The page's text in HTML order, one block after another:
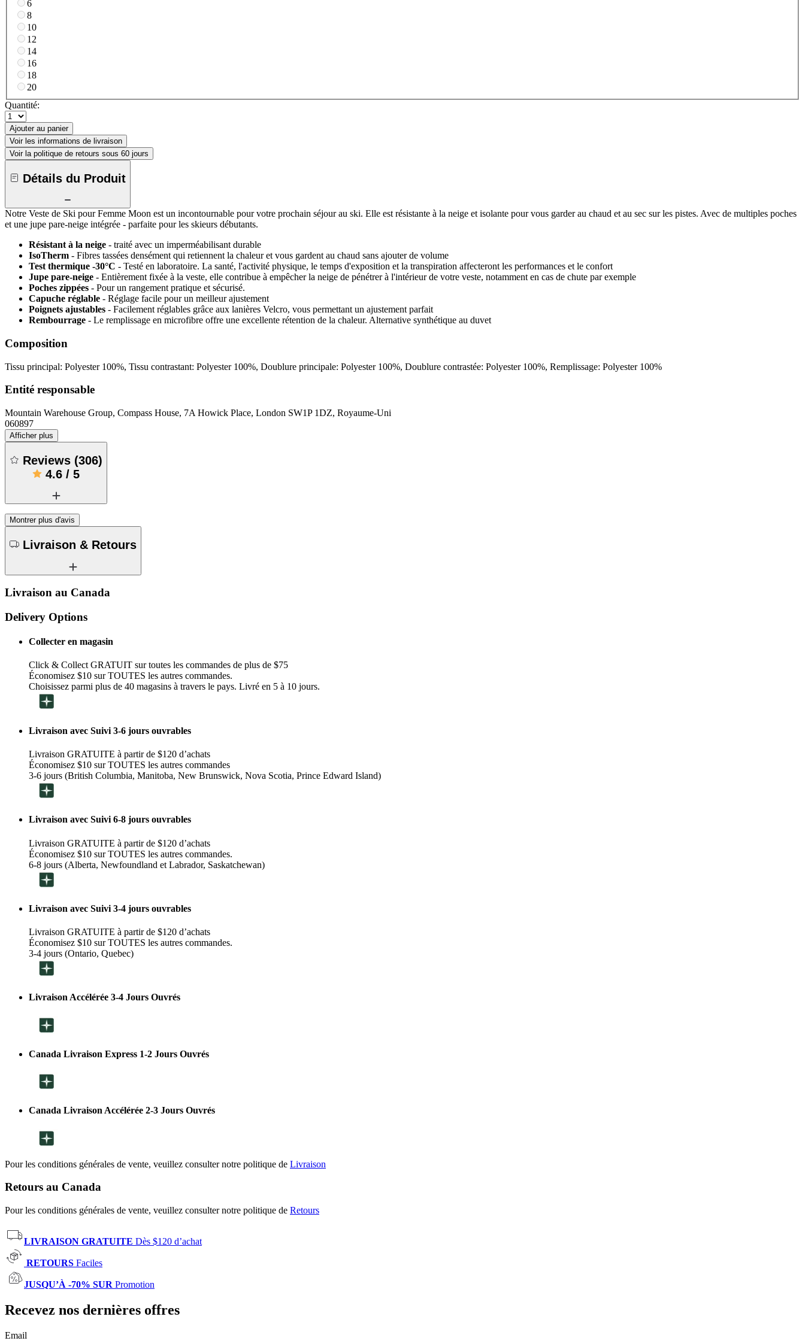
6
8
10
12
14
16
18
20
Quantité:
Ajouter au panier
Voir les informations de livraison
Voir la politique de retours sous 60 jours
Détails du Produit
Notre Veste de Ski pour Femme Moon est un incontournable pour votre prochain séjour au ski. Elle est résistante à la neige et isolante pour vous garder au chaud et au sec sur les pistes. Avec de multiples poches
et une jupe pare-neige intégrée - parfaite pour les skieurs débutants.
Résistant à la neige - traité avec un imperméabilisant durable
IsoTherm - Fibres tassées densément qui retiennent la chaleur et vous gardent au chaud sans ajouter de volume
Test thermique -30°C - Testé en laboratoire. La santé, l'activité physique, le temps d'exposition et la transpiration affecteront les performances et le confort
Jupe pare-neige - Entièrement fixée à la veste, elle contribue à empêcher la neige de pénétrer à l'intérieur de votre veste, notamment en cas de chute par exemple
Poches zippées - Pour un rangement pratique et sécurisé.
Capuche réglable - Réglage facile pour un meilleur ajustement
Poignets ajustables - Facilement réglables grâce aux lanières Velcro, vous permettant un ajustement parfait
Rembourrage - Le remplissage en microfibre offre une excellente rétention de la chaleur. Alternative synthétique au duvet
Composition
Tissu principal: Polyester 100%, Tissu contrastant: Polyester 100%, Doublure principale: Polyester 100%, Doublure contrastée: Polyester 100%, Remplissage: Polyester 100%
Entité responsable
Mountain Warehouse Group, Compass House, 7A Howick Place, London SW1P 1DZ, Royaume-Uni
060897
Afficher plus
Reviews (306)
4.6 / 5
Montrer plus d'avis
Livraison & Retours
Livraison au Canada
Delivery Options
Collecter en magasin
Click & Collect GRATUIT sur toutes les commandes de plus de $75
Économisez $10 sur TOUTES les autres commandes.
Choisissez parmi plus de 40 magasins à travers le pays. Livré en 5 à 10 jours.
Livraison avec Suivi 3-6 jours ouvrables
Livraison GRATUITE à partir de $120 d’achats
Économisez $10 sur TOUTES les autres commandes
3-6 jours (British Columbia, Manitoba, New Brunswick, Nova Scotia, Prince Edward Island)
Livraison avec Suivi 6-8 jours ouvrables
Livraison GRATUITE à partir de $120 d’achats
Économisez $10 sur TOUTES les autres commandes.
6-8 jours (Alberta, Newfoundland et Labrador, Saskatchewan)
Livraison avec Suivi 3-4 jours ouvrables
Livraison GRATUITE à partir de $120 d’achats
Économisez $10 sur TOUTES les autres commandes.
3-4 jours (Ontario, Quebec)
Livraison Accélérée 3-4 Jours Ouvrés
Canada Livraison Express 1-2 Jours Ouvrés
Canada Livraison Accélérée 2-3 Jours Ouvrés
Pour les conditions générales de vente, veuillez consulter notre politique de Livraison
Retours au Canada
Pour les conditions générales de vente, veuillez consulter notre politique de Retours
LIVRAISON GRATUITE Dès $120 d’achat
RETOURS Faciles
JUSQU’À -70% SUR Promotion
Recevez nos dernières offres
Email